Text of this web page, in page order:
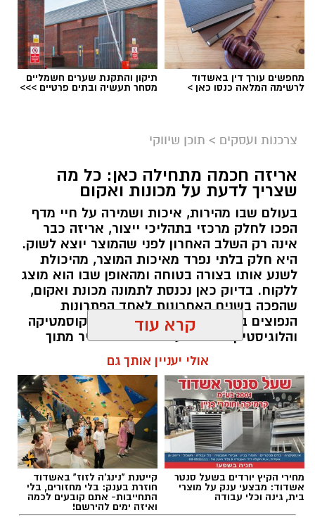
מחפשים עורך דין באשדוד
לרשימה המלאה כנסו כאן >
תיקון והתקנת שערים חשמליים
מסחר תעשיה ובתים פרטיים >>>
צרכנות ועסקים > תוכן שיווקי
אריזה חכמה מתחילה כאן: כל מה
שצריך לדעת על מכונות ואקום
בעולם שבו מהירות, איכות ושמירה על חיי מדף
הפכו לחלק מרכזי בתהליכי ייצור, אריזה כבר
אינה רק השלב האחרון לפני שהמוצר יוצא לשוק.
היא חלק בלתי נפרד מאיכות המוצר, מהיכולת
לשנע אותו בצורה בטוחה ומהאופן שבו הוא מוצג
ללקוח. בדיוק כאן נכנסת לתמונה מכונת ואקום,
שהפכה בשנים האחרונות לאחד הפתרונות
הנפוצים בתעשיות המזון, התרופות, הקוסמטיקה
והלוגיסטיקה. באמצעות הוצאת האוויר מתוך
האריזה ואיטום מדויק שלה, ניתן להפחית חשיפה
לחמצן ולחות, לשמור על המוצר לאורך זמן ולייעל
את האחסון והשינוע. במקביל, התפתחות
טכנולוגיות כמו סקין ותרמופורמינג הפכה את
עולם האריזה למתקדם, אוטומטי ומדויק יותר
מאי פעם.
להאזנה לתוכן:
קרא עוד
אולי יעניין אותך גם
מחירי הקיץ יורדים בשעל סנטר
אשדוד: מבצעי ענק על מוצרי
בית, גינה וכלי עבודה
קייטנת "נינג'ה לזוז" באשדוד
חוזרת בענק: בלי מחזורים, בלי
התחייבות- אתם קובעים לכמה
ואיזה ימים להירשם!